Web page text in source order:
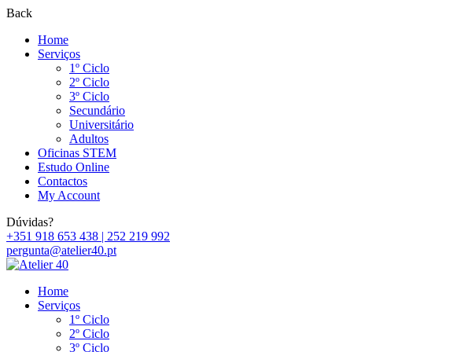
Back
Home
Serviços
1º Ciclo
2º Ciclo
3º Ciclo
Secundário
Universitário
Adultos
Oficinas STEM
Estudo Online
Contactos
My Account
Dúvidas?
+351 918 653 438 | 252 219 992
pergunta@atelier40.pt
Home
Serviços
1º Ciclo
2º Ciclo
3º Ciclo